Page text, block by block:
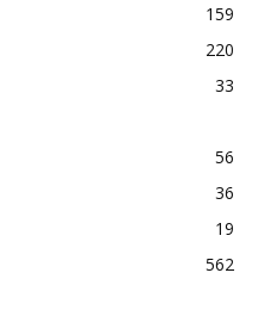
159
220
33
56
36
19
562